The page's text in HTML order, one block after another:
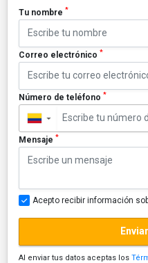
Tu nombre *
Correo electrónico *
Número de teléfono *
▼
Mensaje *
Acepto recibir información
Al enviar tus datos aceptas los